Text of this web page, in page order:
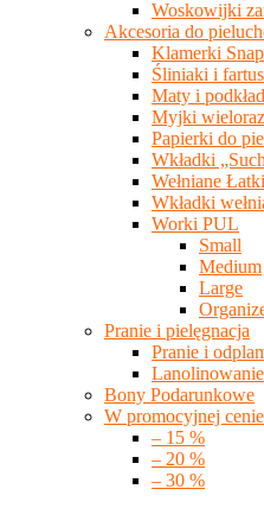
Woskowijki
Akcesoria do
Klamerki
Śliniaki i
Maty i
Myjki
Papierki do
Wkładki
Wełniane Łatki
Wkładki
Worki PUL
Small
Medium
Large
Pranie i pielęgnacja
Pranie i
Lanolinowanie
Bony Podarunkowe
W promocyjnej cenie
– 15 %
– 20 %
– 30 %